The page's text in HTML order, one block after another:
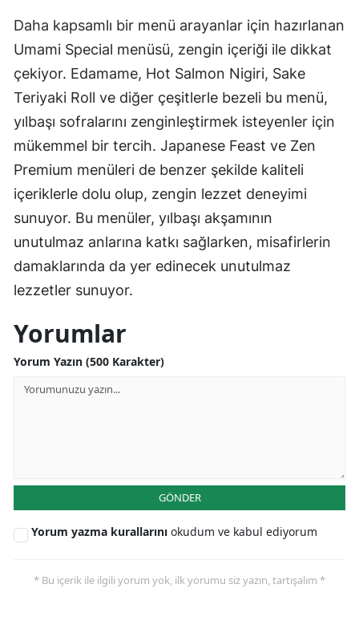
Daha kapsamlı bir menü arayanlar için hazırlanan
Umami Special menüsü, zengin içeriği ile dikkat
çekiyor. Edamame, Hot Salmon Nigiri, Sake
Teriyaki Roll ve diğer çeşitlerle bezeli bu menü,
yılbaşı sofralarını zenginleştirmek isteyenler için
mükemmel bir tercih. Japanese Feast ve Zen
Premium menüleri de benzer şekilde kaliteli
içeriklerle dolu olup, zengin lezzet deneyimi
sunuyor. Bu menüler, yılbaşı akşamının
unutulmaz anlarına katkı sağlarken, misafirlerin
damaklarında da yer edinecek unutulmaz
lezzetler sunuyor.
Yorumlar
Yorum Yazın (500 Karakter)
GÖNDER
Yorum yazma kurallarını okudum ve kabul ediyorum
* Bu içerik ile ilgili yorum yok, ilk yorumu siz yazın, tartışalım *